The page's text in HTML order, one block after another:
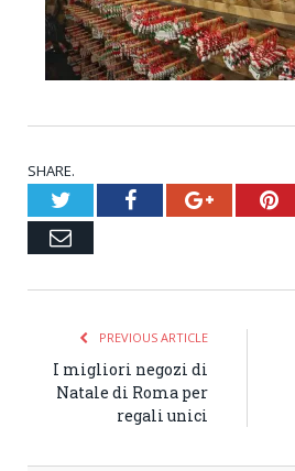
SHARE.
TwitterFacebookGoogle+
Email
PREVIOUS ARTICLE
I migliori negozi di
Natale di Roma per
regali unici